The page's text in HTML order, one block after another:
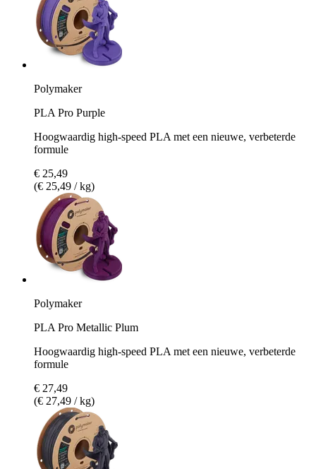
Polymaker
PLA Pro Purple
Hoogwaardig high-speed PLA met een nieuwe, verbeterde
formule
€ 25,49
(€ 25,49 / kg)
Polymaker
PLA Pro Metallic Plum
Hoogwaardig high-speed PLA met een nieuwe, verbeterde
formule
€ 27,49
(€ 27,49 / kg)